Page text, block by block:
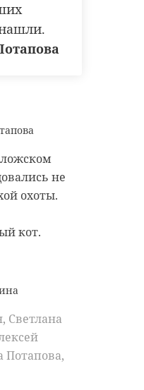
не
охоты.
кот.
Светлана
Потапова,